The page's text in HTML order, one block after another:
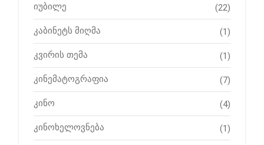
იუბილე (22)
კაბინეტს მიღმა (1)
კვირის თემა (1)
კინემატოგრაფია (7)
კინო (4)
კინოხელოვნება (1)